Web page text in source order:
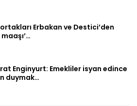
Erbakan ve Destici’den
Enginyurt: Emekliler isyan edince
duymak…